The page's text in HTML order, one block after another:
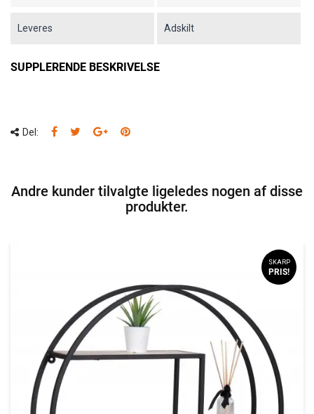
Leveres Adskilt
SUPPLERENDE BESKRIVELSE
Del:
Andre kunder tilvalgte ligeledes nogen af disse
produkter.
SKARP
PRIS!